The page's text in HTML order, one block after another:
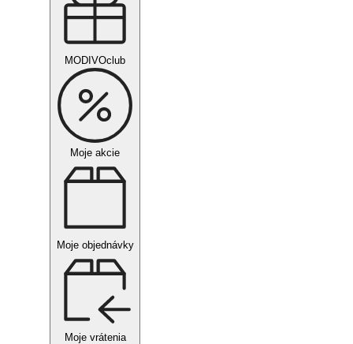
MODIVOclub
Moje akcie
Moje objednávky
Moje vrátenia